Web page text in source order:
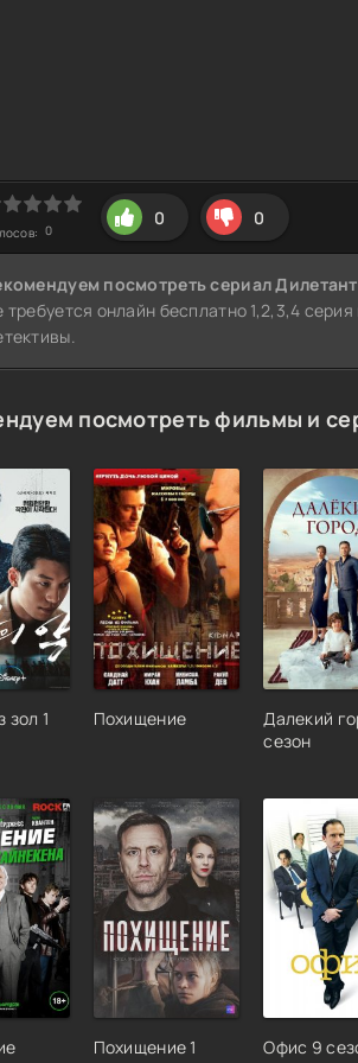
0
0 0
посмотреть сериал Дилетант
требуется онлайн бесплатно 1,2,3,4
посмотреть фильмы и
зол 1
Похищение
Далекий
сезон
Похищение 1
Офис 9